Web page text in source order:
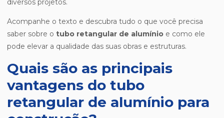
diversos projetos.
Acompanhe o texto e descubra tudo o que você precisa
saber sobre o tubo retangular de alumínio e como ele
pode elevar a qualidade das suas obras e estruturas.
Quais são as principais
vantagens do tubo
retangular de alumínio para